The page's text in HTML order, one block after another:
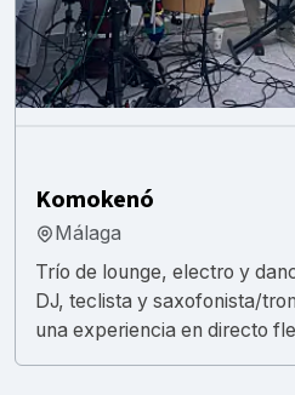
Komokenó
Málaga
Trío de lounge, electro y
DJ, teclista y saxofonista/
una experiencia en directo